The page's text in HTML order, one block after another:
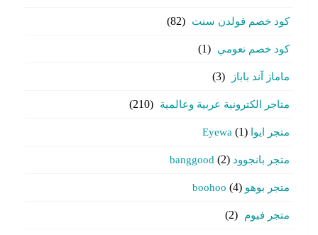
كود خصم قولدن سنت (82)
كود خصم نعومي (1)
ماماز آند باباز (3)
متاجر الكترونية عربية وعالمية (210)
متجر ايوا Eyewa (1)
متجر بانجوود banggood (2)
متجر بوهو boohoo (4)
متجر فيوم (2)